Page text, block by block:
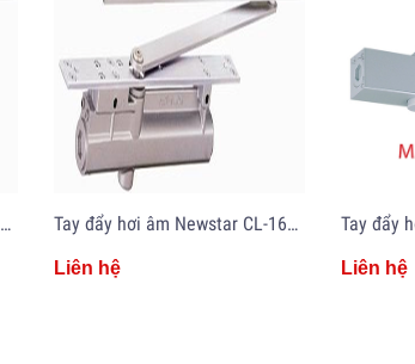
Tay đẩy hơi âm Newstar CL-163L/R - Made in Japan Tay đẩy hơi âm Newstar CL-162L/R - Made in Japan
Liên hệ Liên hệ